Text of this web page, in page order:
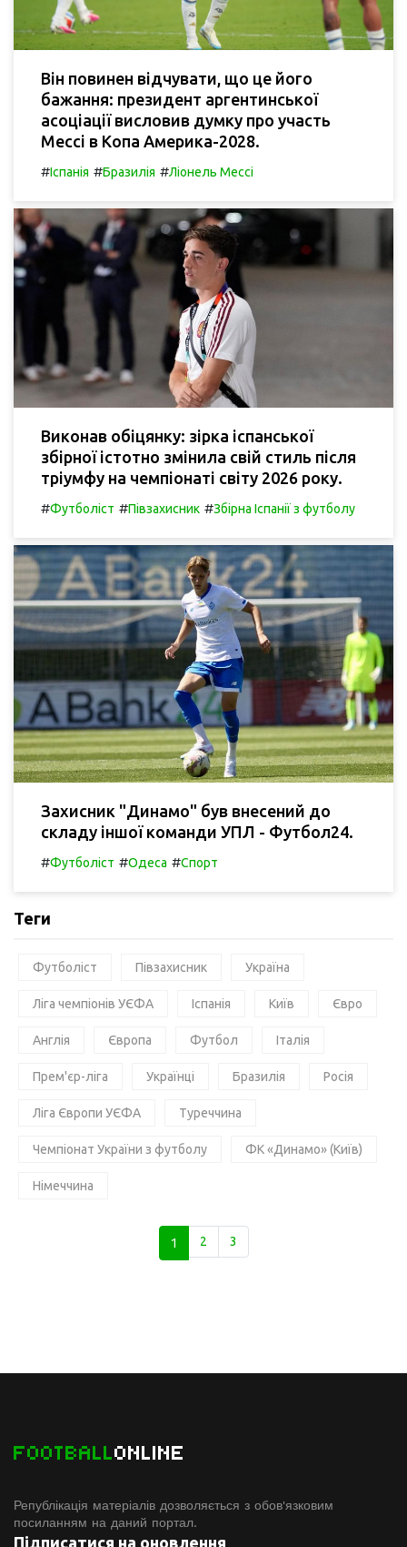
Він повинен відчувати, що це його
бажання: президент аргентинської
асоціації висловив думку про участь
Мессі в Копа Америка-2028.
#Іспанія #Бразилія #Ліонель Мессі
Виконав обіцянку: зірка іспанської
збірної істотно змінила свій стиль після
тріумфу на чемпіонаті світу 2026 року.
#Футболіст #Півзахисник #Збірна Іспанії з футболу
Захисник "Динамо" був внесений до
складу іншої команди УПЛ - Футбол24.
#Футболіст #Одеса #Спорт
Теги
Футболіст Півзахисник Україна
Ліга чемпіонів УЄФА Іспанія Київ Євро
Англія Європа Футбол Італія
Прем'єр-ліга Українці Бразилія Росія
Ліга Європи УЄФА Туреччина
Чемпіонат України з футболу ФК «Динамо» (Київ)
Німеччина
1 2 3
FOOTBALLONLINE
Републікація матеріалів дозволяється з обов'язковим
посиланням на даний портал.
Підписатися на оновлення